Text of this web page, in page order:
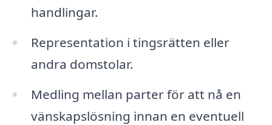
handlingar.
Representation i tingsrätten eller
andra domstolar.
Medling mellan parter för att nå en
vänskapslösning innan en eventuell